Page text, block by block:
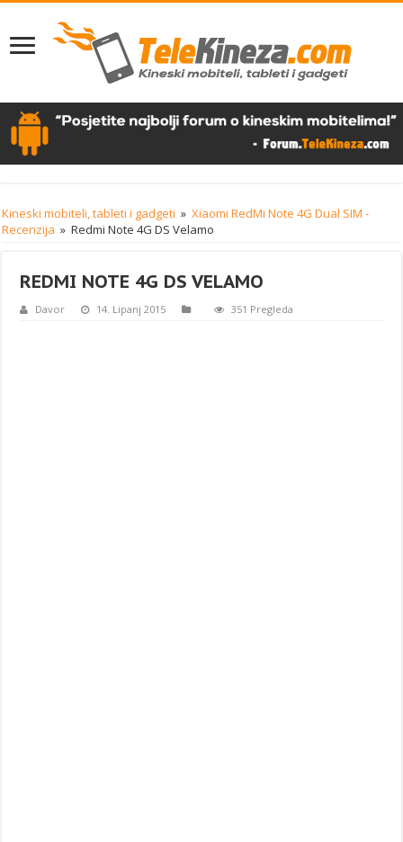
Kineski mobiteli, tableti i gadgeti » Xiaomi RedMi Note 4G Dual SIM -
Recenzija » Redmi Note 4G DS Velamo
REDMI NOTE 4G DS VELAMO
Davor 14. Lipanj 2015 351 Pregleda